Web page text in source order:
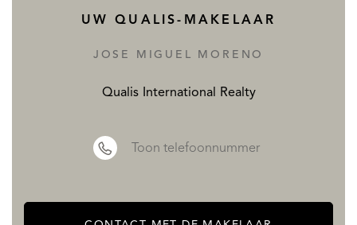
New building
UW QUALIS-MAKELAAR
JOSE MIGUEL MORENO
Qualis International Realty
Toon telefoonnummer